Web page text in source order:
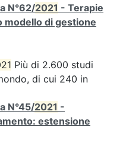
N°62/2021 - Terapie
modello di gestione
Più di 2.600 studi
di cui 240 in
N°45/2021 -
estensione